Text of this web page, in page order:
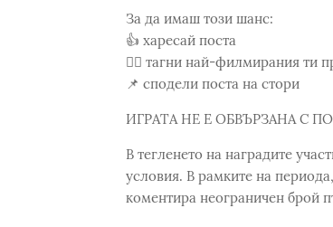
За да имаш този шанс:⁣
👍 харесай поста⁣
😶‍🌫️ тагни най-филмирания ти
📌 сподели поста на стори⁣
ИГРАТА НЕ Е ОБВЪРЗАНА С
В тегленето на наградите
условия. В рамките на
коментира неограничен брой